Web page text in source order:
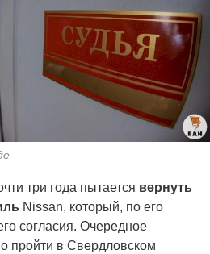
три года пытается вернуть
Nissan, который, по его
согласия. Очередное
пройти в Свердловском